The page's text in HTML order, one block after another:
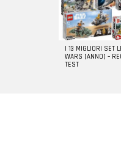
I 13 MIGLIORI SET
WARS [ANNO] –
TEST